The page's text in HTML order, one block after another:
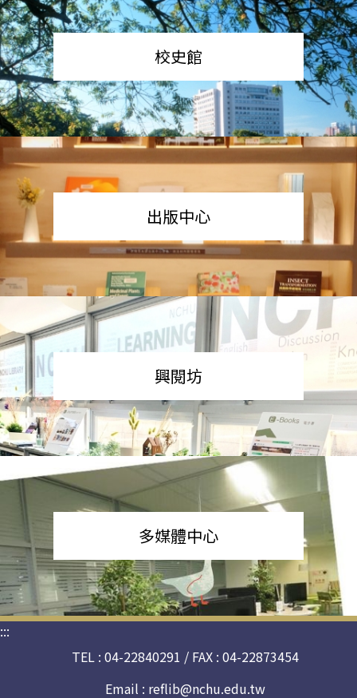
校史館
出版中心
興閱坊
多媒體中心
:::
TEL : 04-22840291 / FAX : 04-22873454
Email : reflib@nchu.edu.tw